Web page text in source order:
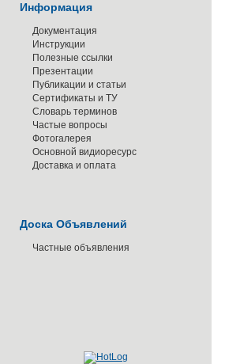
Информация
Документация
Инструкции
Полезные ссылки
Презентации
Публикации и статьи
Сертификаты и ТУ
Словарь терминов
Частые вопросы
Фотогалерея
Основной видиоресурс
Доставка и оплата
Доска Объявлений
Частные объявления